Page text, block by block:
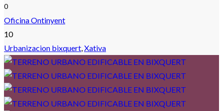
0
Oficina Ontinyent
10
Urbanizacion bixquert Xativa